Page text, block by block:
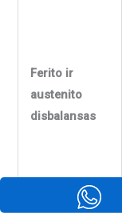
Ferito ir
austenito
disbalansas